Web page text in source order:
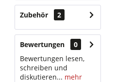
Zubehör 2
Bewertungen
0
Bewertungen lesen,
schreiben und
diskutieren... mehr